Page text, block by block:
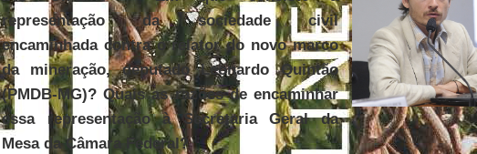
representação da sociedade civil
encaminhada contra o relator do novo marco
da mineração, deputado Leonardo Quintão
(PMDB-MG)? Quais as razões de encaminhar
essa representação à Secretaria Geral da
Mesa da Câmara Federal?